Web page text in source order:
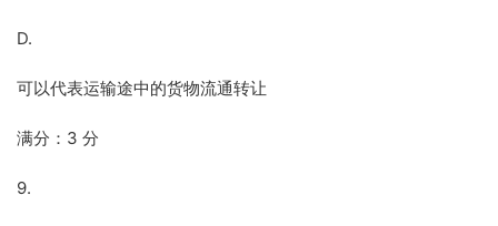
D.
可以代表运输途中的货物流通转让
满分：3 分
9.